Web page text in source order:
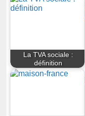
La TVA sociale :
définition